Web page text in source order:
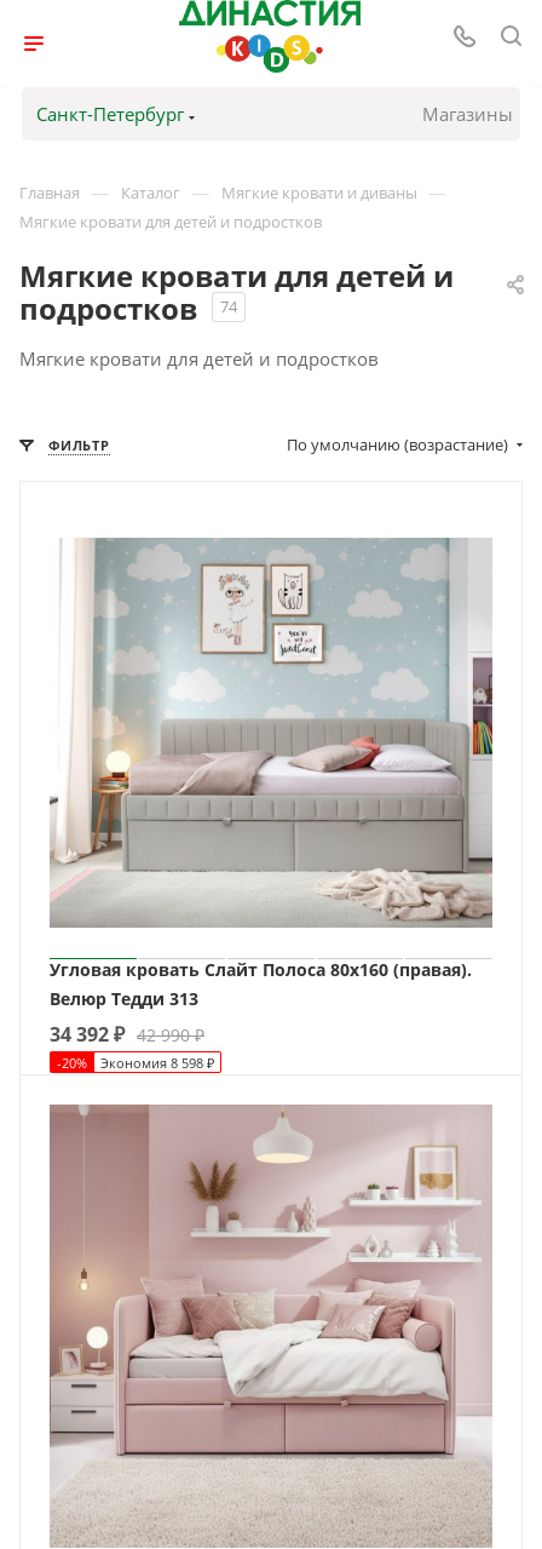
Санкт-Петербург Магазины
Главная — Каталог — Мягкие кровати и диваны —
Мягкие кровати для детей и подростков
Мягкие кровати для детей и
подростков
74
Мягкие кровати для детей и подростков
ФИЛЬТР По умолчанию (возрастание)
Угловая кровать Слайт Полоса 80х160 (правая).
Велюр Тедди 313
34 392₽ 42 990₽
-20% Экономия 8 598 ₽